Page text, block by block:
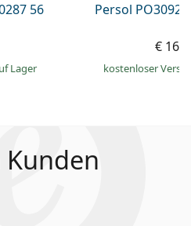
56
Lager
Persol
€
kostenloser